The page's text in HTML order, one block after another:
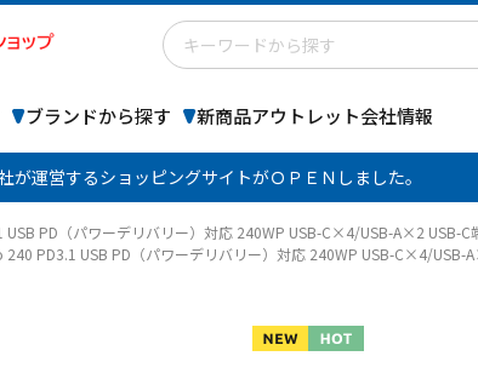
ブランドから探す 新商品アウトレット会社情報
が運営するショッピングサイトがＯＰＥＮしました。
USB PD（パワーデリバリー）対応 240WP USB-C×4/USB-A×2 USB-
240 PD3.1 USB PD（パワーデリバリー）対応 240WP USB-C×4/